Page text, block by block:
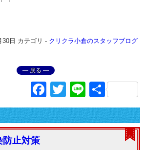
Facebook
Twitter
Line共
有
30日 カテゴリ - クリクラ小倉のスタッフブログ
― 戻る ―
防止対策